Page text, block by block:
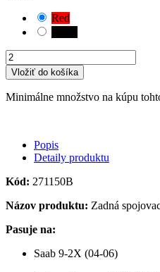
Red
Vložiť do košíka
Minimálne množstvo na kúpu
Popis
Detaily produktu
Kód: 271150B
Názov produktu: Zadná
Pasuje na:
Saab 9-2X (04-06)